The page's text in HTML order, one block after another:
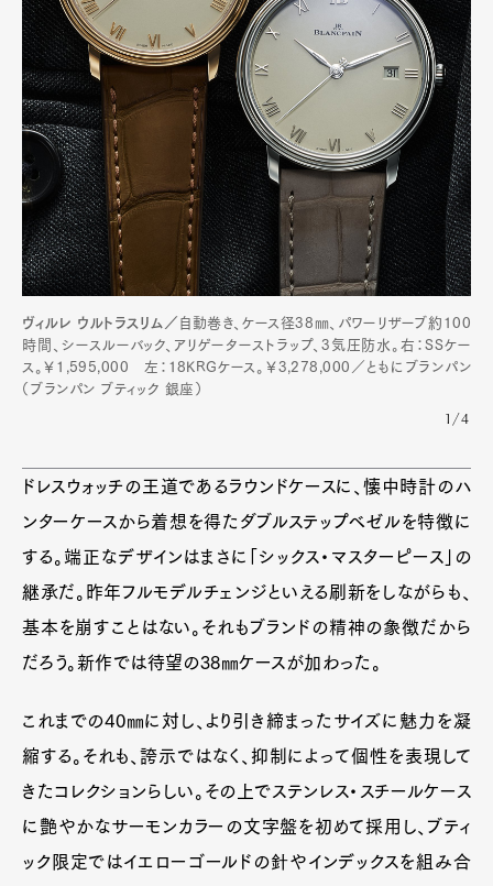
GourmetCars
ヴィルレ ウルトラスリム／ 自動巻き、ケース径38㎜、パワーリザーブ約100
時間、シースルーバック、アリゲーターストラップ、3気圧防水。右：SSケー
ス。￥1,595,000 左：18KRGケース。￥3,278,000／ともにブランパン
（ブランパン ブティック 銀座）
1/4
ドレスウォッチの王道であるラウンドケースに、懐中時計のハ
ンターケースから着想を得たダブルステップベゼルを特徴に
する。端正なデザインはまさに「シックス・マスターピース」の
継承だ。昨年フルモデルチェンジといえる刷新をしながらも、
基本を崩すことはない。それもブランドの精神の象徴だから
だろう。新作では待望の38㎜ケースが加わった。
これまでの40㎜に対し、より引き締まったサイズに魅力を凝
縮する。それも、誇示ではなく、抑制によって個性を表現して
きたコレクションらしい。その上でステンレス・スチールケース
に艶やかなサーモンカラーの文字盤を初めて採用し、ブティ
ック限定ではイエローゴールドの針やインデックスを組み合